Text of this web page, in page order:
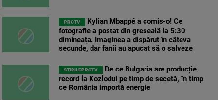
PROTV
Kylian Mbappé a comis-o! Ce
fotografie a postat din greșeală la 5:30
dimineața. Imaginea a dispărut în câteva
secunde, dar fanii au apucat să o salveze
STIRILEPROTV
De ce Bulgaria are producție
record la Kozlodui pe timp de secetă, în timp
ce România importă energie